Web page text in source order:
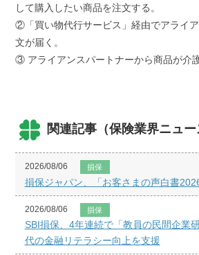
して購入したい商品を注文する。
②「買い物代行サービス」経由でアライ
文が届く。
③ アライアンスパートナーから商品が介
関連記事（保険業界ニュー
2026/08/06 損保
損保ジャパン、「お客さまの声白書
2026/08/06 損保
SBI損保、4年連続で「教員の民間企業
代の金融リテラシー向上を支援